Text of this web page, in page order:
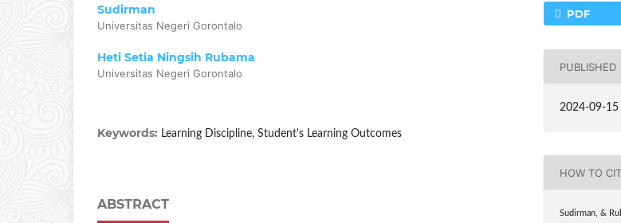
Sudirman
Universitas Negeri Gorontalo
Heti Setia Ningsih Rubama
Universitas Negeri Gorontalo
Keywords: Learning Discipline, Student's Learning Outcomes
ABSTRACT
PDF
PUBLISHED
2024-09-15
HOW TO
Sudirman, &